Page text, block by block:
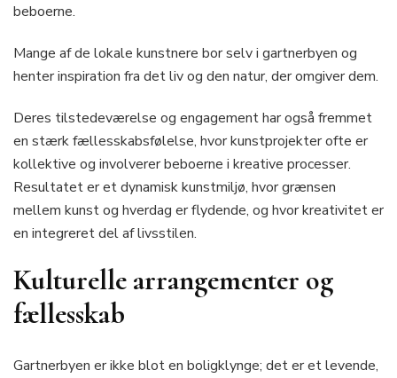
beboerne.
Mange af de lokale kunstnere bor selv i gartnerbyen og
henter inspiration fra det liv og den natur, der omgiver dem.
Deres tilstedeværelse og engagement har også fremmet
en stærk fællesskabsfølelse, hvor kunstprojekter ofte er
kollektive og involverer beboerne i kreative processer.
Resultatet er et dynamisk kunstmiljø, hvor grænsen
mellem kunst og hverdag er flydende, og hvor kreativitet er
en integreret del af livsstilen.
Kulturelle arrangementer og
fællesskab
Gartnerbyen er ikke blot en boligklynge; det er et levende,